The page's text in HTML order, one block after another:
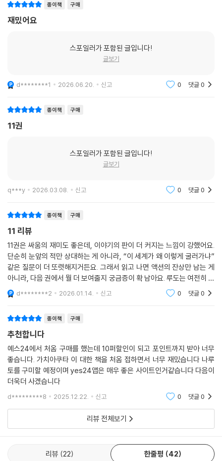
종이책 구매
재밌어요
스포일러가 포함된 글입니다!
글보기
d********1 2026.06.20. 신고 0 댓글0
종이책 구매
11권
스포일러가 포함된 글입니다!
글보기
q***y 2026.03.08. 신고 0 댓글0
종이책 구매
11 리뷰
11권은 싸움의 재미도 좋은데, 이야기의 판이 더 커지는 느낌이 강했어요.
단순히 눈앞의 적만 상대하는 게 아니라, “이 세계가 왜 이렇게 굴러가냐”
같은 질문이 더 또렷해지거든요. 그래서 읽고 나면 액션의 잔상만 남는 게
아니라, 다음 권에서 뭘 더 보여줄지 궁금증이 확 남아요. 루도는 여전히 거
칠고 직진인데, 그 직진이 주변 인물들과 부딪히면서 생기는 긴장감이 꽤
맛있었어
d********2 2026.01.14. 신고 0 댓글0
종이책 구매
추천합니다
예스24에서 처옴 구매를 했는데 10퍼할인이 되고 포인트까지 받아 너무
좋습니다. 가치아쿠타 이 대한 책을 처옴 접하면서 너무 재밌습니다 나루
토를 구미할 예정이며 yes24앱은 매우 좋은 사이트인거같습니다 다음이
더욱더 사겠습니다
d*********8 2025.12.22. 신고 0 댓글0
리뷰 전체보기
리뷰 22 한줄평 42